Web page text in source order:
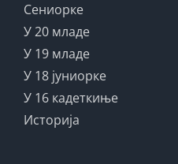
Сениорке
У 20 младе
У 19 младе
У 18 јуниорке
У 16 кадеткиње
Историја